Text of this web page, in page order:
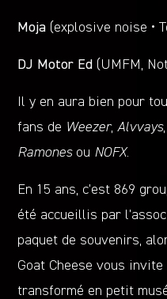
Moja (explosive noise •
DJ Motor Ed (UMFM,
Il y en aura bien pour
fans de Weezer, Alvvays,
Ramones ou NOFX.
En 15 ans, c’est 869
été accueillis par
paquet de souvenirs,
Goat Cheese vous
transformé en petit